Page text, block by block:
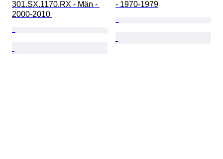
301.SX.1170.RX - Män -
2000-2010
- 1970-1979